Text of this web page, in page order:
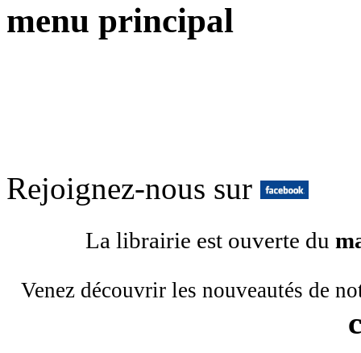
menu principal
Rejoignez-nous sur
La librairie est ouverte du
Venez découvrir les nouveautés de